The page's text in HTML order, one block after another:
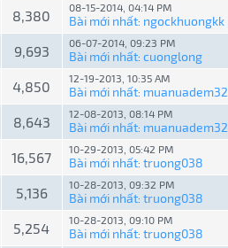
8,380 08-15-2014, 04:14 PM
Bài mới nhất: ngockhuongkk
9,693 06-07-2014, 09:23 PM
Bài mới nhất: cuonglong
4,850 12-19-2013, 10:35 AM
Bài mới nhất: muanuadem32
8,643 12-08-2013, 08:14 PM
Bài mới nhất: muanuadem32
16,567 10-29-2013, 05:42 PM
Bài mới nhất: truong038
5,136 10-28-2013, 09:32 PM
Bài mới nhất: truong038
5,254 10-28-2013, 09:10 PM
Bài mới nhất: truong038